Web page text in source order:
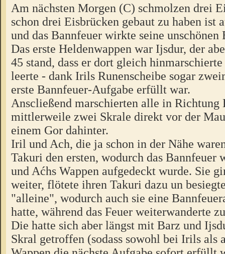
Am nächsten Morgen (C) schmolzen drei
schon drei Eisbrücken gebaut zu haben ist
und das Bannfeuer wirkte seine unschönen
Das erste Heldenwappen war Ijsdur, der
45 stand, dass er dort gleich
leerte - dank Irils Runenscheibe sogar
erste Bannfeuer-Aufgabe erfüllt war.
Anscließend marschierten alle in Richtung
mittlerweile zwei Skrale direkt vor der
einem Gor dahinter.
Iril und Ach, die ja schon in der Nähe
Takuri den ersten, wodurch das Bannfeuer
und Aćhs Wappen aufgedeckt wurde. Sie
weiter, flötete ihren Takuri dazu un
"alleine", wodurch auch sie eine
hatte, während das Feuer weiterwanderte
Die hatte sich aber längst mit Barz und
Skral getroffen (sodass sowohl bei Irils als